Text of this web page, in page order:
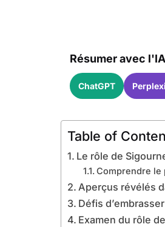
Résumer avec
ChatGPT
Table of
Le rôle de
Comprendre le
Aperçus révélés
Défis
Examen du rôle